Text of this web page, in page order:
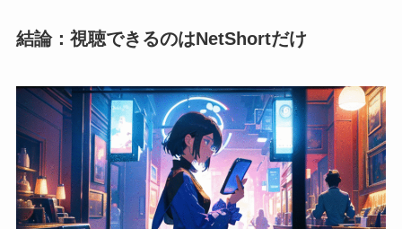
結論：視聴できるのはNetShortだけ